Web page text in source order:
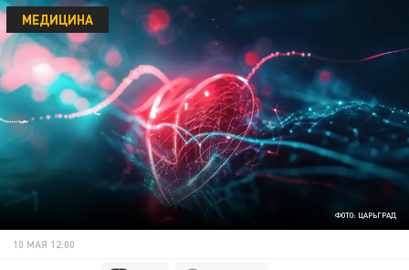
ФОТО: ЦАРЬГРАД
МЕДИЦИНА
10 МАЯ 12:00